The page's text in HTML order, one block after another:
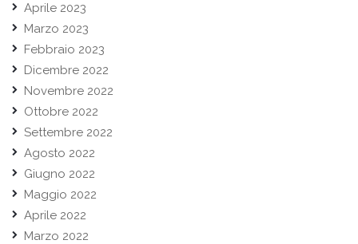
Aprile 2023
Marzo 2023
Febbraio 2023
Dicembre 2022
Novembre 2022
Ottobre 2022
Settembre 2022
Agosto 2022
Giugno 2022
Maggio 2022
Aprile 2022
Marzo 2022